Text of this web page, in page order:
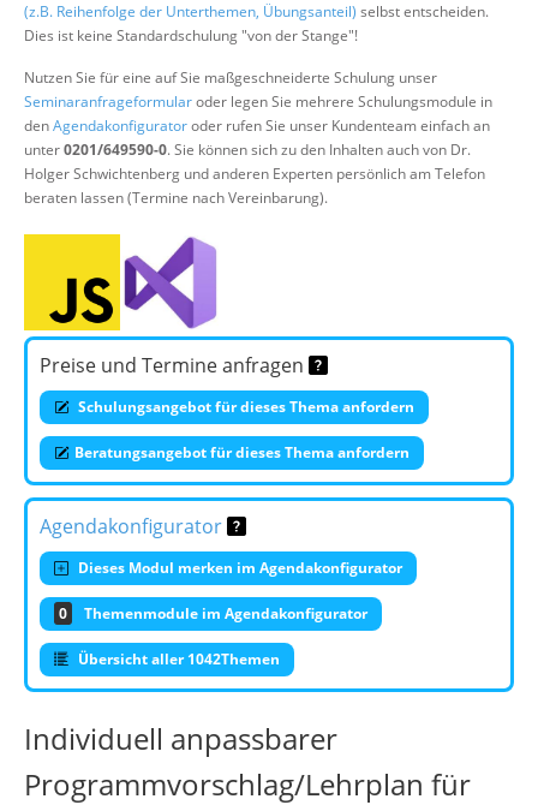
(z.B. Reihenfolge der Unterthemen, Übungsanteil) selbst entscheiden.
Dies ist keine Standardschulung "von der Stange"!
Nutzen Sie für eine auf Sie maßgeschneiderte Schulung unser
Seminaranfrageformularoder legen Sie mehrere Schulungsmodule in
denAgendakonfiguratoroder rufen Sie unser Kundenteam einfach an
unter0201/649590-0. Sie können sich zu den Inhalten auch von Dr.
Holger Schwichtenberg und anderen Experten persönlich am Telefon
beraten lassen (Termine nach Vereinbarung).
Preise und Termine anfragen
Schulungsangebot für dieses Thema anfordern
Beratungsangebot für dieses Thema anfordern
Agendakonfigurator
Dieses Modul merken im Agendakonfigurator
0 Themenmodule im Agendakonfigurator
Übersicht aller 1042Themen
Individuell anpassbarer
Programmvorschlag/Lehrplan für